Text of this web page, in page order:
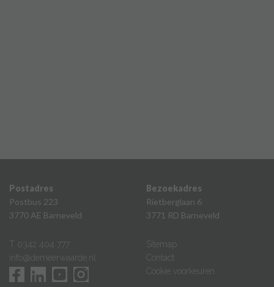
Postadres
Postbus 223
3770 AE Barneveld
Bezoekadres
Rietberglaan 6
3771 RD Barneveld
T 0342 404 777
info@demeerwaarde.nl
Sitemap
Contact
Cookie voorkeuren